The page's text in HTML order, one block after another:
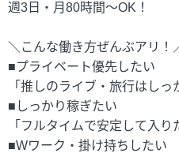
週3日・月80時間～OK！
＼こんな働き方ぜんぶアリ！
■プライベート優先したい
「推しのライブ・旅行はしっ
■しっかり稼ぎたい
「フルタイムで安定して入り
■Wワーク・掛け持ちしたい